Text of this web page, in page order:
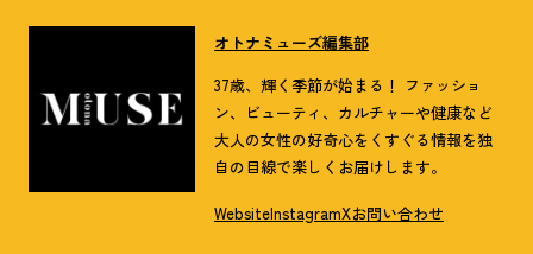
オトナミューズ編集部
37歳、輝く季節が始まる！ ファッショ
ン、ビューティ、カルチャーや健康など
大人の女性の好奇心をくすぐる情報を独
自の目線で楽しくお届けします。
WebsiteInstagramXお問い合わせ